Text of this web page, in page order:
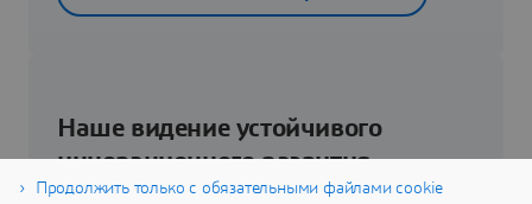
Наше видение устойчивого
инновационного развития
Продолжить только с обязательными файлами cookie